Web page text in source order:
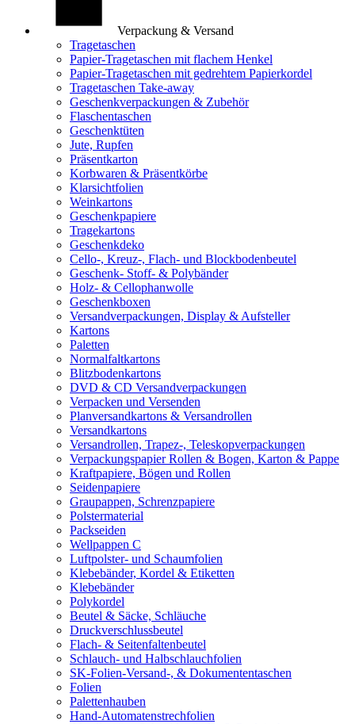
Verpackung & Versand
Tragetaschen
Papier-Tragetaschen mit flachem Henkel
Papier-Tragetaschen mit gedrehtem Papierkordel
Tragetaschen Take-away
Geschenkverpackungen & Zubehör
Flaschentaschen
Geschenktüten
Jute, Rupfen
Präsentkarton
Korbwaren & Präsentkörbe
Klarsichtfolien
Weinkartons
Geschenkpapiere
Tragekartons
Geschenkdeko
Cello-, Kreuz-, Flach- und Blockbodenbeutel
Geschenk- Stoff- & Polybänder
Holz- & Cellophanwolle
Geschenkboxen
Versandverpackungen, Display & Aufsteller
Kartons
Paletten
Normalfaltkartons
Blitzbodenkartons
DVD & CD Versandverpackungen
Verpacken und Versenden
Planversandkartons & Versandrollen
Versandkartons
Versandrollen, Trapez-, Teleskopverpackungen
Verpackungspapier Rollen & Bogen, Karton & Pappe
Kraftpapiere, Bögen und Rollen
Seidenpapiere
Graupappen, Schrenzpapiere
Polstermaterial
Packseiden
Wellpappen C
Luftpolster- und Schaumfolien
Klebebänder, Kordel & Etiketten
Klebebänder
Polykordel
Beutel & Säcke, Schläuche
Druckverschlussbeutel
Flach- & Seitenfaltenbeutel
Schlauch- und Halbschlauchfolien
SK-Folien-Versand-, & Dokumententaschen
Folien
Palettenhauben
Hand-Automatenstrechfolien